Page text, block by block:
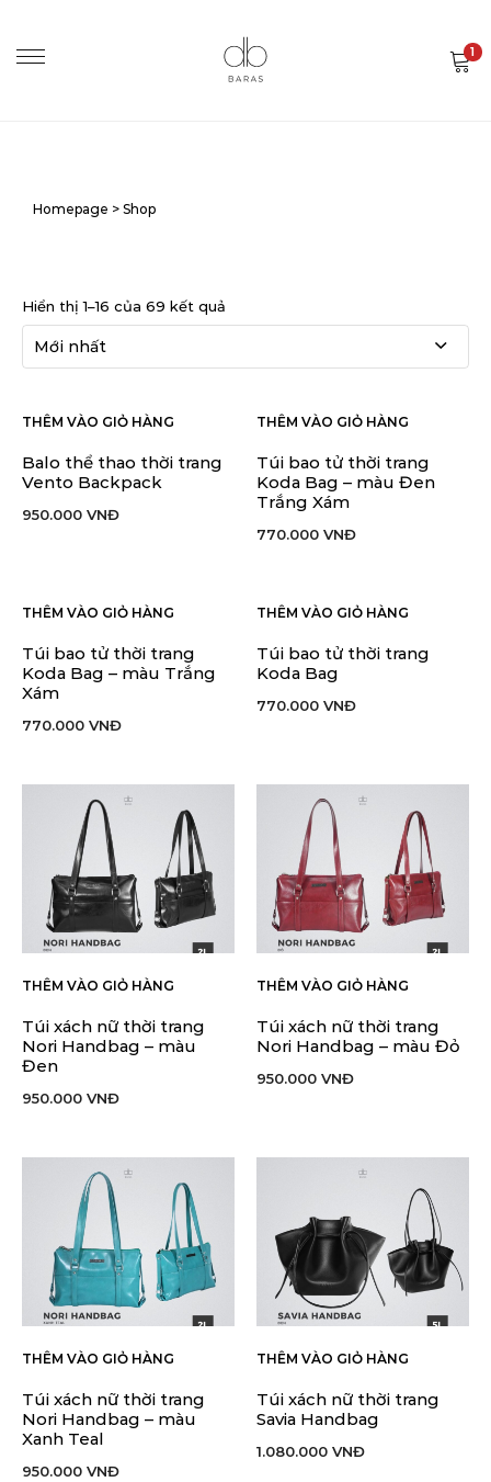
1
Homepage > Shop
Hiển thị 1–16 của 69 kết quả
THÊM VÀO GIỎ HÀNG
Balo thể thao thời trang
Vento Backpack
950.000 VNĐ
THÊM VÀO GIỎ HÀNG
Túi bao tử thời trang
Koda Bag – màu Đen
Trắng Xám
770.000 VNĐ
THÊM VÀO GIỎ HÀNG
Túi bao tử thời trang
Koda Bag – màu Trắng
Xám
770.000 VNĐ
THÊM VÀO GIỎ HÀNG
Túi bao tử thời trang
Koda Bag
770.000 VNĐ
THÊM VÀO GIỎ HÀNG
Túi xách nữ thời trang
Nori Handbag – màu
Đen
950.000 VNĐ
THÊM VÀO GIỎ HÀNG
Túi xách nữ thời trang
Nori Handbag – màu Đỏ
950.000 VNĐ
THÊM VÀO GIỎ HÀNG
Túi xách nữ thời trang
Nori Handbag – màu
Xanh Teal
950.000 VNĐ
THÊM VÀO GIỎ HÀNG
Túi xách nữ thời trang
Savia Handbag
1.080.000 VNĐ